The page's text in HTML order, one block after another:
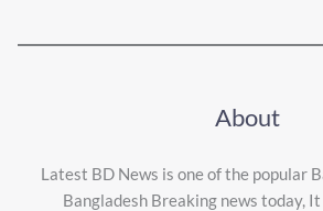
About
Latest BD News is one of the popular
Bangladesh Breaking news today,